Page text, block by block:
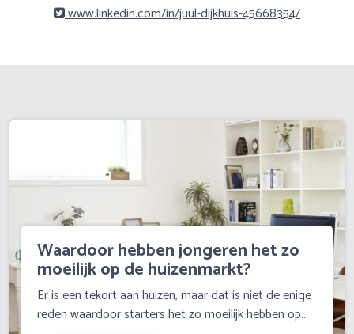
www.linkedin.com/in/juul-dijkhuis-45668354/
Waardoor hebben jongeren het zo
moeilijk op de huizenmarkt?
Er is een tekort aan huizen, maar dat is niet de enige
reden waardoor starters het zo moeilijk hebben op…